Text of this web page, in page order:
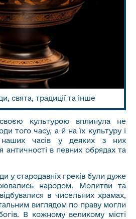
свята, традиції та інше
культурою вплинула не
того часу, а й на їх культуру і
часів у деяких з них
античності в певних обрядах та
у стародавніх греків були дуже
народом. Молитви та
в чисельних храмах,
виглядом по праву могли
В кожному великому місті